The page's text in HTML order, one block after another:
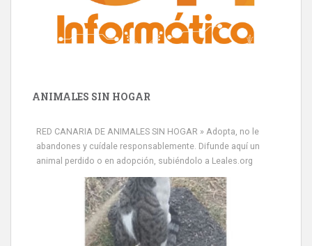
ANIMALES SIN HOGAR
RED CANARIA DE ANIMALES SIN HOGAR » Adopta, no le
abandones y cuídale responsablemente. Difunde aquí un
animal perdido o en adopción, subiéndolo a Leales.org